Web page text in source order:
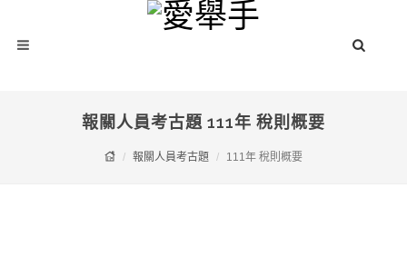
報關人員考古題 111年 稅則概要
報關人員考古題 111年 稅則概要